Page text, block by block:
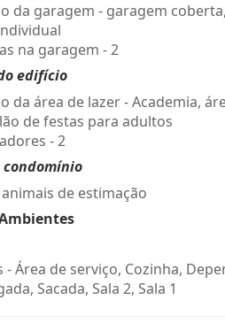
da garagem - garagem coberta,
na garagem - 2
edifício
da área de lazer - Academia,
de festas para adultos
- 2
condomínio
de estimação
- Área de serviço, Cozinha,
Sacada, Sala 2, Sala 1